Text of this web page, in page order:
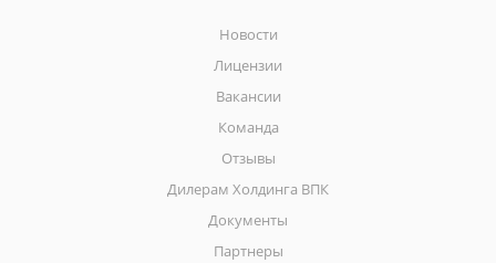
Новости
Лицензии
Вакансии
Команда
Отзывы
Дилерам Холдинга ВПК
Документы
Партнеры